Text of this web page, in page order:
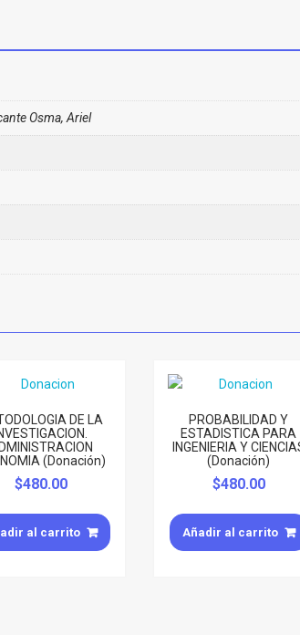
Osma, Ariel
DE LA
(Donación)
$480.00
al carrito
PROBABILIDAD Y
ESTADISTICA PARA
INGENIERIA Y
(Donación)
$480.00
Añadir al carrito